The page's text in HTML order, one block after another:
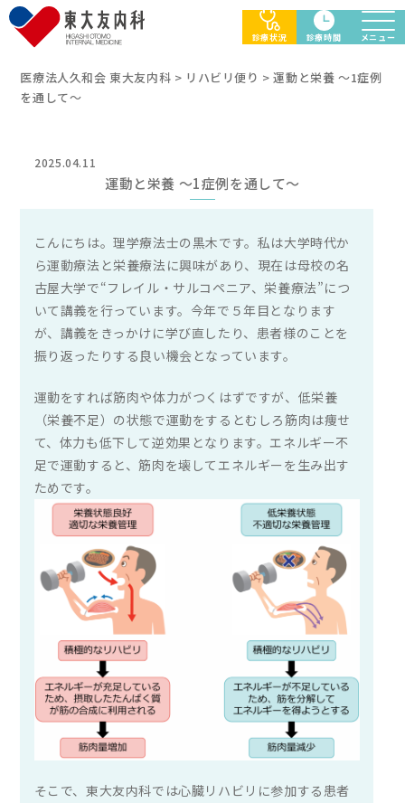
診療状況 診療時間 メニュー
HOME
皮膚科
病院との連携
チーム医療
チーム医療でメタボリックドミノに挑みます
高齢者に優しいクリニックをめざして
環境に優しいクリニックをめざして
医師紹介
沿革
月 火 水 木 金 土
日
8：45 〜 11：45
● ● ● ● ● ／
15：00 〜 17：30
● ● ／ ● ／ ／
休診日：水曜午後・土曜午後・日曜・祝日
※月により専門外来の日時が変更となる場合がございま
す。詳しくは＜お知らせ ＞をご確認ください。
TEL: 0564-32-4333
〒444-0903 岡崎市東大友町川原8
医療法人久和会 東大友内科 > リハビリ便り >運動と栄養 ～1症例
を通して～
2025.04.11
運動と栄養 ～1症例を通して～
こんにちは。理学療法士の黒木です。私は大学時代か
ら運動療法と栄養療法に興味があり、現在は母校の名
古屋大学で“フレイル・サルコペニア、栄養療法”につ
いて講義を行っています。今年で５年目となります
が、講義をきっかけに学び直したり、患者様のことを
振り返ったりする良い機会となっています。
運動をすれば筋肉や体力がつくはずですが、低栄養
（栄養不足）の状態で運動をするとむしろ筋肉は痩せ
て、体力も低下して逆効果となります。エネルギー不
足で運動すると、筋肉を壊してエネルギーを生み出す
ためです。
そこで、東大友内科では心臓リハビリに参加する患者